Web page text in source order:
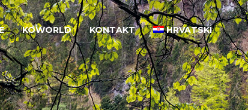
KOWORLD KONTAKT HRVATSKI